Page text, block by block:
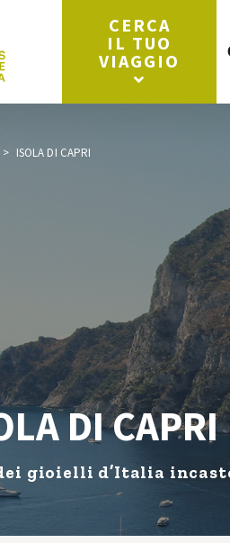
CERCA
IL TUO
VIAGGIO
ISOLA DI CAPRI
DI CAPRI
gioielli d’Italia